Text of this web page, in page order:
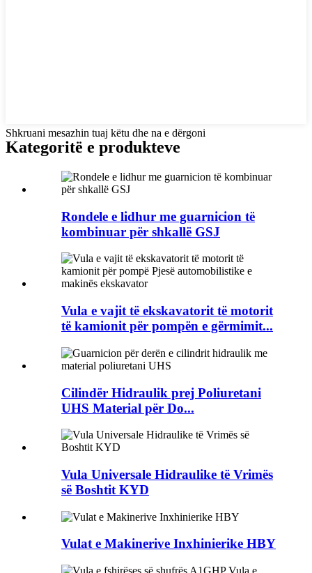
Shkruani mesazhin tuaj këtu dhe na e dërgoni
Kategoritë e produkteve
Rondele e lidhur me guarnicion të
kombinuar për shkallë GSJ
Vula e vajit të ekskavatorit të motorit
të kamionit për pompën e gërmimit...
Cilindër Hidraulik prej Poliuretani
UHS Material për Do...
Vula Universale Hidraulike të Vrimës
së Boshtit KYD
Vulat e Makinerive Inxhinierike HBY